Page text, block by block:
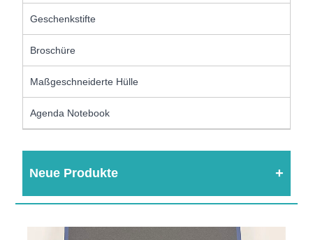
Geschenkstifte
Broschüre
Maßgeschneiderte Hülle
Agenda Notebook
Neue Produkte